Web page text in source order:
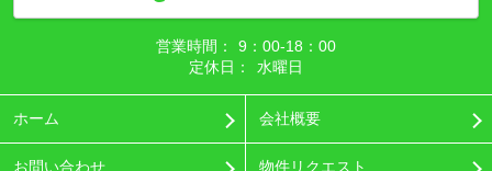
営業時間：
9：00‐18：00
定休日：
水曜日
ホーム 会社概要
お問い合わせ 物件リクエスト